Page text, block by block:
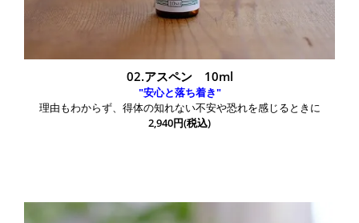
02.アスペン 10ml
"安心と落ち着き"
理由もわからず、得体の知れない不安や恐れを感じるときに
2,940円(税込)